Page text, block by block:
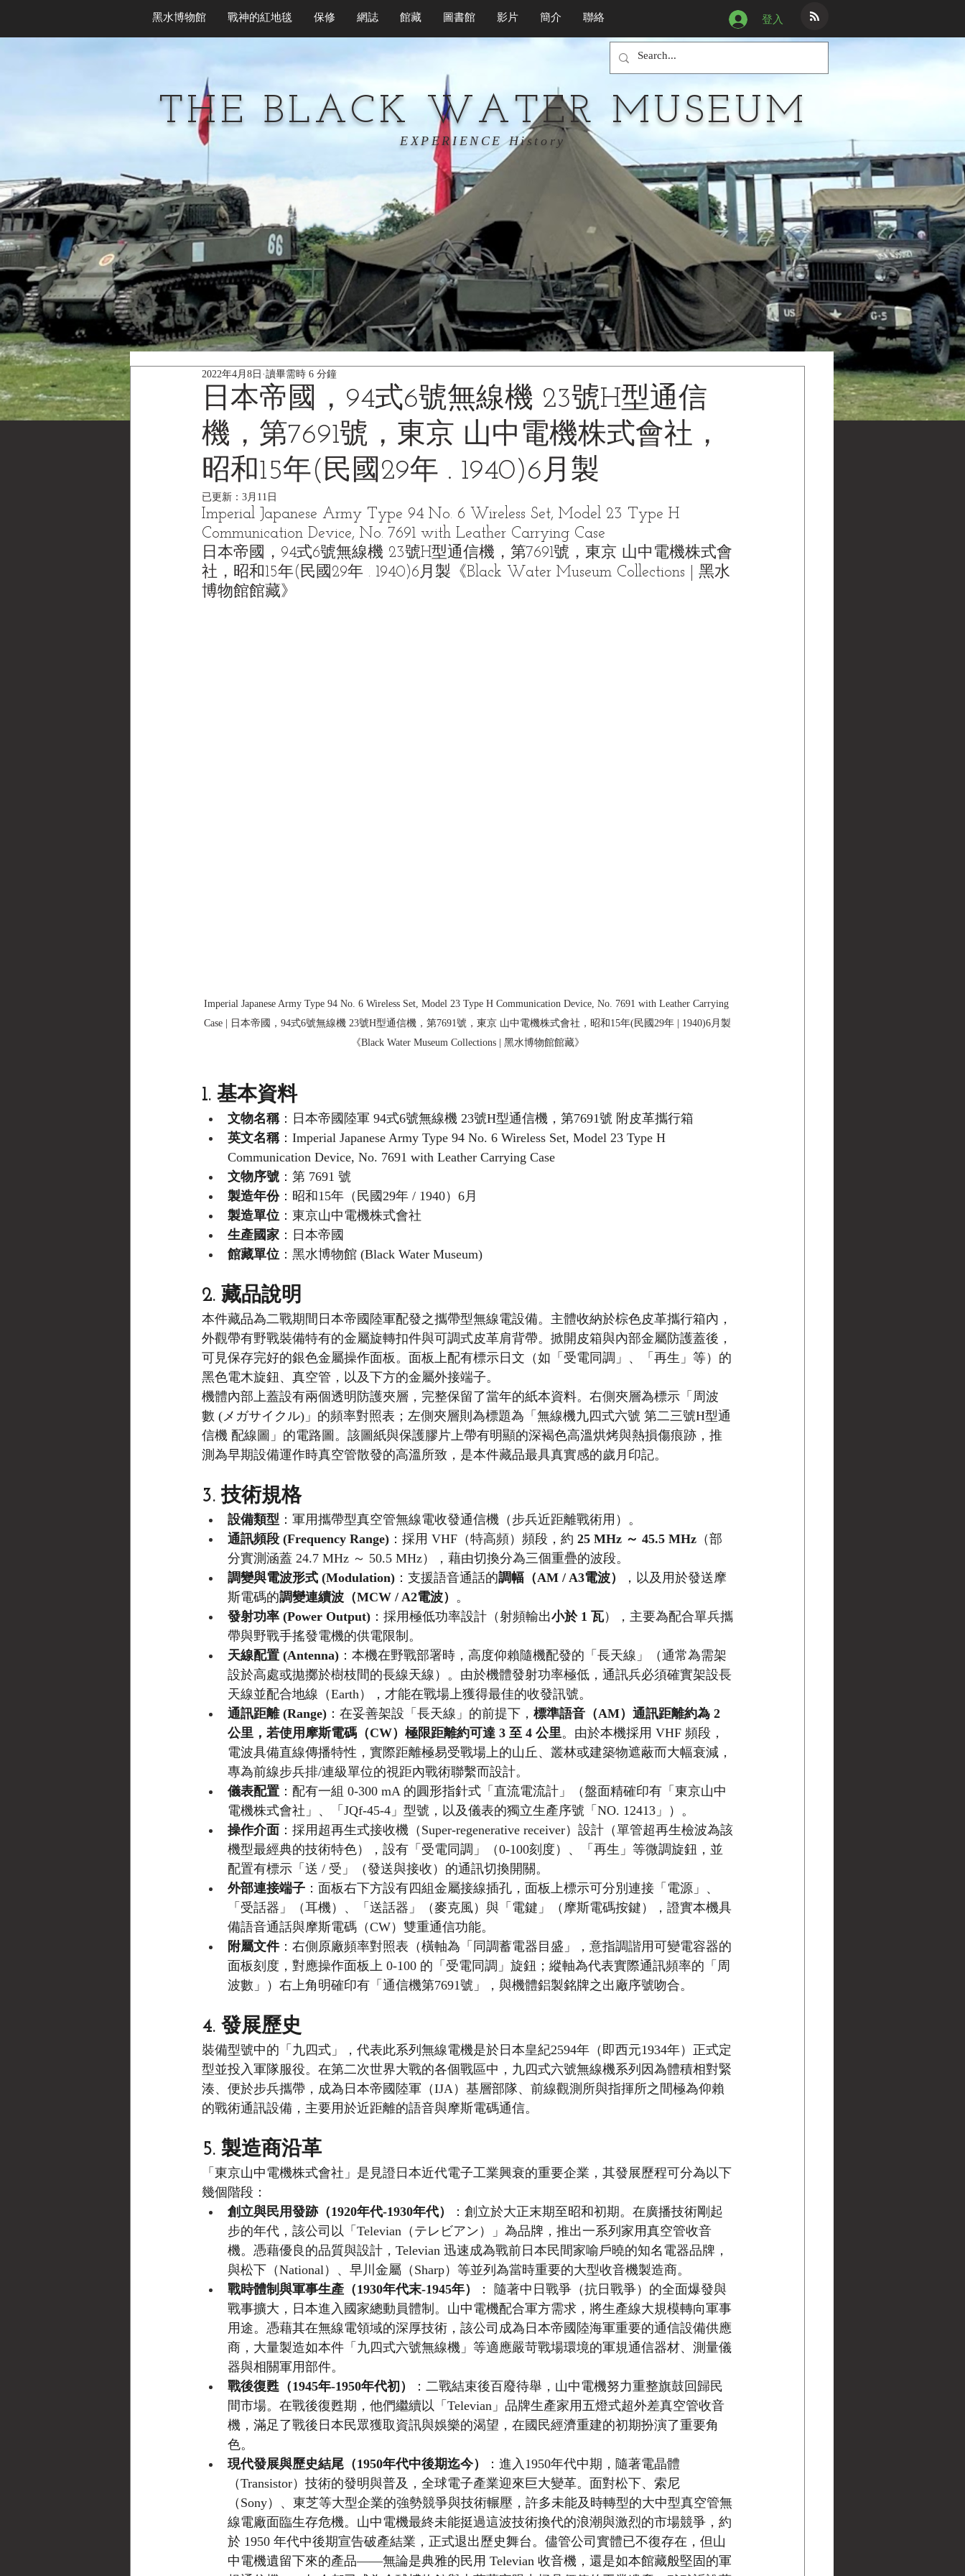
黑水博物館 戰神的紅地毯 保修 網誌 館藏 圖書館 影片 簡介 聯絡 登入
THE BLACK WATER MUSEUM
EXPERIENCE History
日本帝國，94式6號無線機 23號H型通信
機，第7691號，東京 山中電機株式會社，
昭和15年(民國29年 . 1940)6月製
2022年4月8日 讀畢需時 6 分鐘
已更新： 3月11日
Imperial Japanese Army Type 94 No. 6 Wireless Set, Model 23 Type H
Communication Device, No. 7691 with Leather Carrying Case
日本帝國，94式6號無線機 23號H型通信機，第7691號，東京 山中電機株式會
社，昭和15年(民國29年 . 1940)6月製《Black Water Museum Collections | 黑水
博物館館藏》
Imperial Japanese Army Type 94 No. 6 Wireless Set, Model 23 Type H Communication Device, No. 7691 with Leather Carrying
Case | 日本帝國，94式6號無線機 23號H型通信機，第7691號，東京 山中電機株式會社，昭和15年(民國29年 | 1940)6月製
《Black Water Museum Collections | 黑水博物館館藏》
1. 基本資料
文物名稱：日本帝國陸軍 94式6號無線機 23號H型通信機，第7691號 附皮革攜行箱
英文名稱：Imperial Japanese Army Type 94 No. 6 Wireless Set, Model 23 Type H
Communication Device, No. 7691 with Leather Carrying Case
文物序號 ：第 7691 號
製造年份：昭和15年（民國29年 / 1940）6月
製造單位 ：東京山中電機株式會社
生產國家 ：日本帝國
館藏單位 ：黑水博物館 (Black Water Museum)
2. 藏品說明
本件藏品為二戰期間日本帝國陸軍配發之攜帶型無線電設備。主體收納於棕色皮革攜行箱內，
外觀帶有野戰裝備特有的金屬旋轉扣件與可調式皮革肩背帶。掀開皮箱與內部金屬防護蓋後，
可見保存完好的銀色金屬操作面板。面板上配有標示日文（如「受電同調」、「再生」等）的
黑色電木旋鈕、真空管，以及下方的金屬外接端子。
機體內部上蓋設有兩個透明防護夾層，完整保留了當年的紙本資料。右側夾層為標示「周波
數 (メガサイクル)」的頻率對照表；左側夾層則為標題為「無線機九四式六號 第二三號H型通
信機 配線圖」的電路圖。該圖紙與保護膠片上帶有明顯的深褐色高溫烘烤與熱損傷痕跡，推
測為早期設備運作時真空管散發的高溫所致，是本件藏品最具真實感的歲月印記。
3. 技術規格
設備類型 ：軍用攜帶型真空管無線電收發通信機（步兵近距離戰術用）。
通訊頻段 (Frequency Range) ：採用 VHF（特高頻）頻段，約 25 MHz ～ 45.5 MHz （部
分實測涵蓋 24.7 MHz ～ 50.5 MHz），藉由切換分為三個重疊的波段。
調變與電波形式 (Modulation) ：支援語音通話的調幅（AM / A3電波）
，以及用於發送摩
斯電碼的調變連續波（MCW / A2電波） 。
發射功率 (Power Output) ：採用極低功率設計（射頻輸出小於 1 瓦），主要為配合單兵攜
帶與野戰手搖發電機的供電限制。
天線配置 (Antenna) ：本機在野戰部署時，高度仰賴隨機配發的「長天線」（通常為需架
設於高處或拋擲於樹枝間的長線天線）。由於機體發射功率極低，通訊兵必須確實架設長
天線並配合地線（Earth），才能在戰場上獲得最佳的收發訊號。
通訊距離 (Range) ：在妥善架設「長天線」的前提下， 標準語音（AM）通訊距離約為 2
公里，若使用摩斯電碼（CW）極限距離約可達 3 至 4 公里。由於本機採用 VHF 頻段，
電波具備直線傳播特性，實際距離極易受戰場上的山丘、叢林或建築物遮蔽而大幅衰減，
專為前線步兵排/連級單位的視距內戰術聯繫而設計。
儀表配置 ：配有一組 0-300 mA 的圓形指針式「直流電流計」（盤面精確印有「東京山中
電機株式會社」、「JQf-45-4」型號，以及儀表的獨立生產序號「NO. 12413」）。
操作介面 ：採用超再生式接收機（Super-regenerative receiver）設計（單管超再生檢波為該
機型最經典的技術特色），設有「受電同調」（0-100刻度）、「再生」等微調旋鈕，並
配置有標示「送 / 受」（發送與接收）的通訊切換開關。
外部連接端子 ：面板右下方設有四組金屬接線插孔，面板上標示可分別連接「電源」、
「受話器」（耳機）、「送話器」（麥克風）與「電鍵」（摩斯電碼按鍵），證實本機具
備語音通話與摩斯電碼（CW）雙重通信功能。
附屬文件：右側原廠頻率對照表（橫軸為「同調蓄電器目盛」，意指調諧用可變電容器的
面板刻度，對應操作面板上 0-100 的「受電同調」旋鈕；縱軸為代表實際通訊頻率的「周
波數」）右上角明確印有「通信機第7691號」，與機體鋁製銘牌之出廠序號吻合。
4. 發展歷史
裝備型號中的「九四式」，代表此系列無線電機是於日本皇紀2594年（即西元1934年）正式定
型並投入軍隊服役。在第二次世界大戰的各個戰區中，九四式六號無線機系列因為體積相對緊
湊、便於步兵攜帶，成為日本帝國陸軍（IJA）基層部隊、前線觀測所與指揮所之間極為仰賴
的戰術通訊設備，主要用於近距離的語音與摩斯電碼通信。
5. 製造商沿革
「東京山中電機株式會社」是見證日本近代電子工業興衰的重要企業，其發展歷程可分為以下
幾個階段：
創立與民用發跡（1920年代-1930年代）
：創立於大正末期至昭和初期。在廣播技術剛起
步的年代，該公司以「Televian（テレビアン）」為品牌，推出一系列家用真空管收音
機。憑藉優良的品質與設計，Televian 迅速成為戰前日本民間家喻戶曉的知名電器品牌，
與松下（National）、早川金屬（Sharp）等並列為當時重要的大型收音機製造商。
戰時體制與軍事生產（1930年代末-1945年）
： 隨著中日戰爭（抗日戰爭）的全面爆發與
戰事擴大，日本進入國家總動員體制。山中電機配合軍方需求，將生產線大規模轉向軍事
用途。憑藉其在無線電領域的深厚技術，該公司成為日本帝國陸海軍重要的通信設備供應
商，大量製造如本件「九四式六號無線機」等適應嚴苛戰場環境的軍規通信器材、測量儀
器與相關軍用部件。
戰後復甦（1945年-1950年代初）
：二戰結束後百廢待舉，山中電機努力重整旗鼓回歸民
間市場。在戰後復甦期，他們繼續以「Televian」品牌生產家用五燈式超外差真空管收音
機，滿足了戰後日本民眾獲取資訊與娛樂的渴望，在國民經濟重建的初期扮演了重要角
色。
現代發展與歷史結尾（1950年代中後期迄今）
：進入1950年代中期，隨著電晶體
（Transistor）技術的發明與普及，全球電子產業迎來巨大變革。面對松下、索尼
（Sony）、東芝等大型企業的強勢競爭與技術輾壓，許多未能及時轉型的大中型真空管無
線電廠面臨生存危機。山中電機最終未能挺過這波技術換代的浪潮與激烈的市場競爭，約
於 1950 年代中後期宣告破產結業，正式退出歷史舞台。儘管公司實體已不復存在，但山
中電機遺留下來的產品——無論是典雅的民用 Televian 收音機，還是如本館藏般堅固的軍